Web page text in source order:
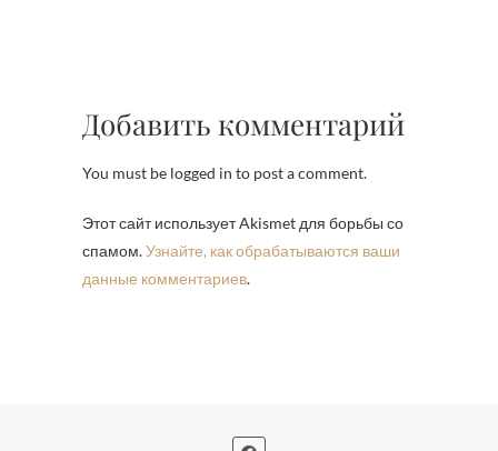
Добавить комментарий
You must be logged in to post a comment.
Этот сайт использует Akismet для борьбы со
спамом.Узнайте, как обрабатываются ваши
данные комментариев.